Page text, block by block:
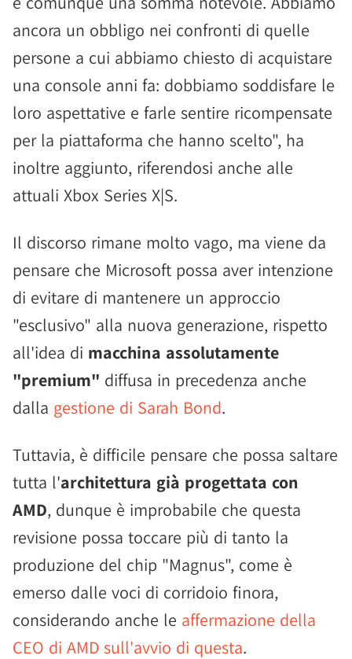
ancora un obbligo nei confronti di quelle
persone a cui abbiamo chiesto di acquistare
una console anni fa: dobbiamo soddisfare le
loro aspettative e farle sentire ricompensate
per la piattaforma che hanno scelto", ha
inoltre aggiunto, riferendosi anche alle
attuali Xbox Series X|S.
Il discorso rimane molto vago, ma viene da
pensare che Microsoft possa aver intenzione
di evitare di mantenere un approccio
"esclusivo" alla nuova generazione, rispetto
all'idea di macchina assolutamente
"premium" diffusa in precedenza anche
dalla gestione di Sarah Bond.
Tuttavia, è difficile pensare che possa saltare
tutta l'architettura già progettata con
AMD, dunque è improbabile che questa
revisione possa toccare più di tanto la
produzione del chip "Magnus", come è
emerso dalle voci di corridoio finora,
considerando anche le affermazione della
CEO di AMD sull'avvio di questa.